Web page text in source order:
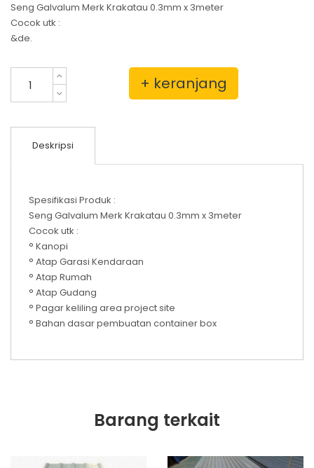
Seng Galvalum Merk Krakatau 0.3mm x 3meter
Cocok utk :
&de.
+ keranjang
Deskripsi
Spesifikasi Produk :
Seng Galvalum Merk Krakatau 0.3mm x 3meter
Cocok utk :
° Kanopi
° Atap Garasi Kendaraan
° Atap Rumah
° Atap Gudang
° Pagar keliling area project site
° Bahan dasar pembuatan container box
Barang terkait